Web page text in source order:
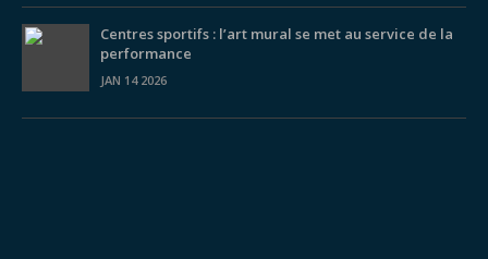
Centres sportifs : l’art mural se met au service de la
performance
JAN 14 2026